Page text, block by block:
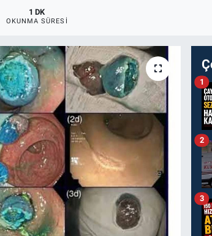
1 DK
OKUNMA SÜRESI
1
2
3